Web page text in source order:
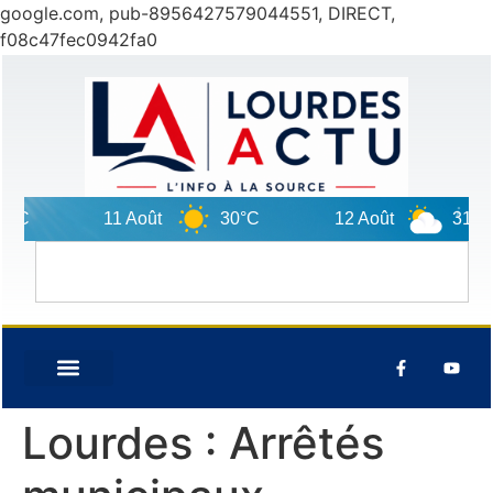
google.com, pub-8956427579044551, DIRECT,
f08c47fec0942fa0
11 Août 30°C 12 Août 31°C
Lourdes : Arrêtés